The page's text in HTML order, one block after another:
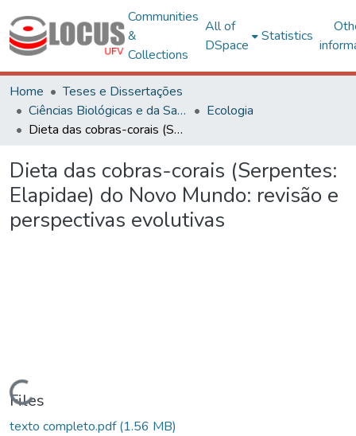
Communities
&
Collections
All of
DSpace
Statistics
Home
Teses e Dissertações
Ciências Biológicas e da Saúde
Ecologia
Dieta das cobras-corais (Serpentes: Elapidae) do Novo Mundo: revisão e perspectivas evolutivas
Dieta das cobras-corais (Serpentes:
Elapidae) do Novo Mundo: revisão e
perspectivas evolutivas
Files
texto completo.pdf(1.56 MB)